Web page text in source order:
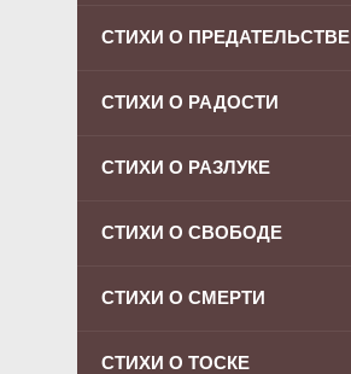
СТИХИ О ПРЕДАТЕЛЬСТВЕ
СТИХИ О РАДОСТИ
СТИХИ О РАЗЛУКЕ
СТИХИ О СВОБОДЕ
СТИХИ О СМЕРТИ
СТИХИ О ТОСКЕ